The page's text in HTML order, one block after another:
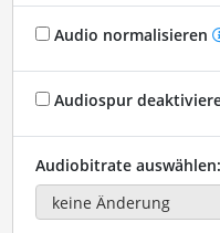
Audio normalisieren
Audiospur
Audiobitrate auswählen: